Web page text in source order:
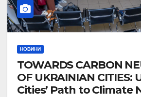
НОВИНИ
TOWARDS CARBON
OF UKRAINIAN CITIES:
Cities’ Path to Climate